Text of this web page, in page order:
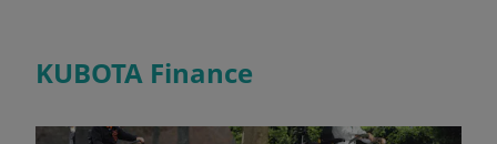
KUBOTA Finance